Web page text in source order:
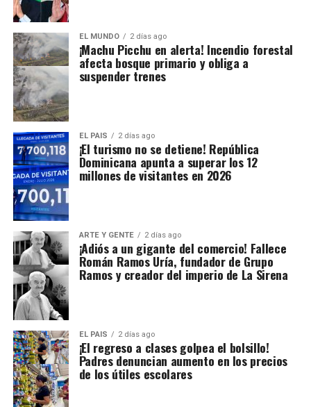
EL MUNDO 2 días ago
¡Machu Picchu en alerta! Incendio forestal
afecta bosque primario y obliga a
suspender trenes
EL PAIS 2 días ago
¡El turismo no se detiene! República
Dominicana apunta a superar los 12
millones de visitantes en 2026
ARTE Y GENTE 2 días ago
¡Adiós a un gigante del comercio! Fallece
Román Ramos Uría, fundador de Grupo
Ramos y creador del imperio de La Sirena
EL PAIS 2 días ago
¡El regreso a clases golpea el bolsillo!
Padres denuncian aumento en los precios
de los útiles escolares